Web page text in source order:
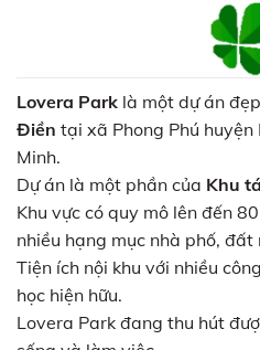
Lovera Park là một dự án
Điền tại xã Phong Phú huyện
Minh.
Dự án là một phần của Khu
Khu vực có quy mô lên đến
nhiều hạng mục nhà phố, đất
Tiện ích nội khu với nhiều
học hiện hữu.
Lovera Park đang thu hút